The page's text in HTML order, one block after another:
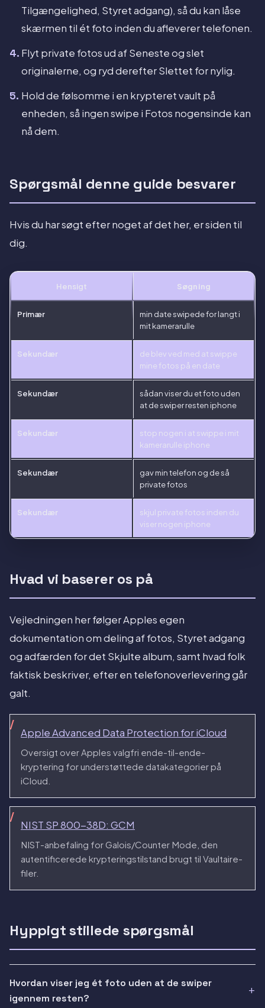
Tilgængelighed, Styret adgang), så du kan låse
skærmen til ét foto inden du afleverer telefonen.
Flyt private fotos ud af Seneste og slet
originalerne, og ryd derefter Slettet for nylig.
Hold de følsomme i en krypteret vault på
enheden, så ingen swipe i Fotos nogensinde kan
nå dem.
Spørgsmål denne guide besvarer
Hvis du har søgt efter noget af det her, er siden til
dig.
Hensigt Søgning
Primær
min date swipede for langt i
mit kamerarulle
Sekundær
de blev ved med at swippe
mine fotos på en date
Sekundær
sådan viser du et foto uden
at de swiper resten iphone
Sekundær
stop nogen i at swippe i mit
kamerarulle iphone
Sekundær
gav min telefon og de så
private fotos
Sekundær
skjul private fotos inden du
viser nogen iphone
Hvad vi baserer os på
Vejledningen her følger Apples egen
dokumentation om deling af fotos, Styret adgang
og adfærden for det Skjulte album, samt hvad folk
faktisk beskriver, efter en telefonoverlevering går
galt.
Apple Advanced Data Protection for iCloud
Oversigt over Apples valgfri ende-til-ende-
kryptering for understøttede datakategorier på
iCloud.
NIST SP 800-38D: GCM
NIST-anbefaling for Galois/Counter Mode, den
autentificerede krypteringstilstand brugt til Vaultaire-
filer.
Hyppigt stillede spørgsmål
Hvordan viser jeg ét foto uden at de swiper
igennem resten?